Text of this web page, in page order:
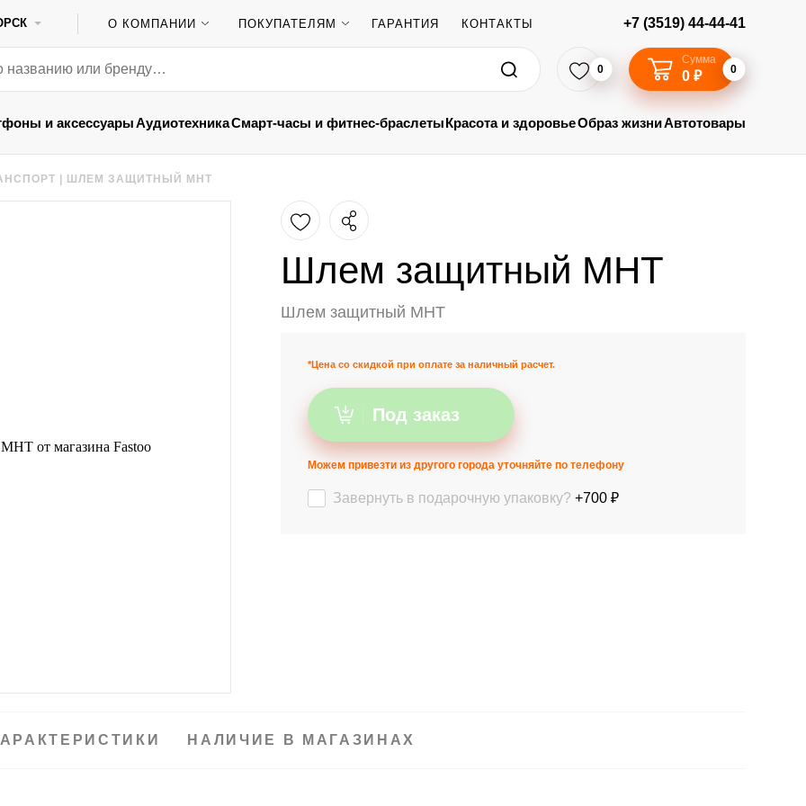
О КОМПАНИИ ПОКУПАТЕЛЯМ ГАРАНТИЯ КОНТАКТЫ +7 (3519) 44-44-41
0
Сумма
0 ₽ 0
и аксессуарыАудиотехникаСмарт-часы и фитнес-браслетыКрасота и здоровьеОбраз жизниАвтотовары
ШЛЕМ ЗАЩИТНЫЙ MHT
Шлем защитный MHT
Шлем защитный MHT
*Цена со скидкой при оплате за наличный расчет.
Под заказ
Можем привезти из другого города уточняйте по телефону
Завернуть в подарочную упаковку? +700 ₽
НАЛИЧИЕ В МАГАЗИНАХ